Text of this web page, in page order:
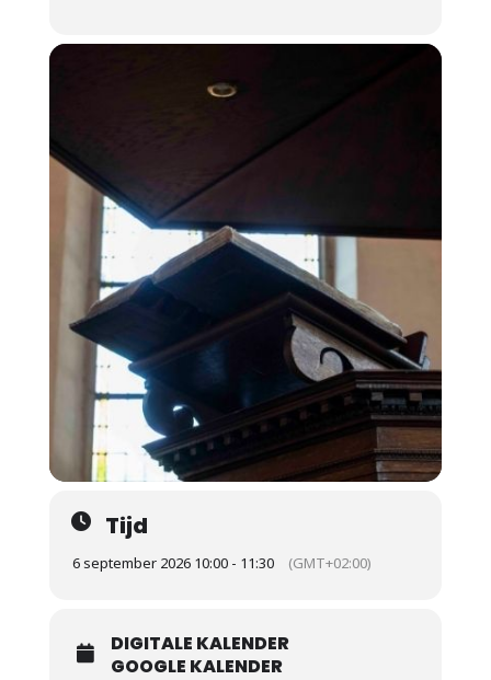
Tijd
6 september 2026 10:00 - 11:30 (GMT+02:00)
DIGITALE KALENDER
GOOGLE KALENDER